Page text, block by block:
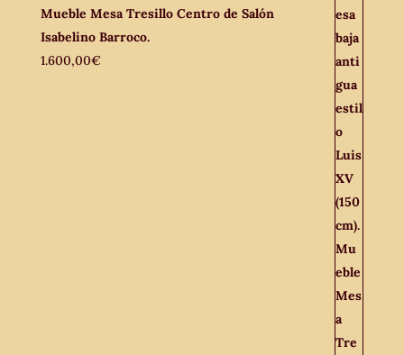
Mueble Mesa Tresillo Centro de Salón
Isabelino Barroco.
1.600,00€